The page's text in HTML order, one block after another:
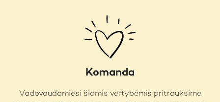
Komanda
Vadovaudamiesi šiomis vertybėmis pritrauksime